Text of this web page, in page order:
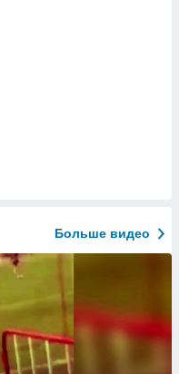
Больше видео